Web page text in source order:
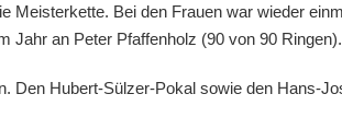
Meisterkette. Bei den Frauen war wieder
Jahr an Peter Pfaffenholz (90 von 90 Ringen).
Den Hubert-Sülzer-Pokal sowie den Hans-